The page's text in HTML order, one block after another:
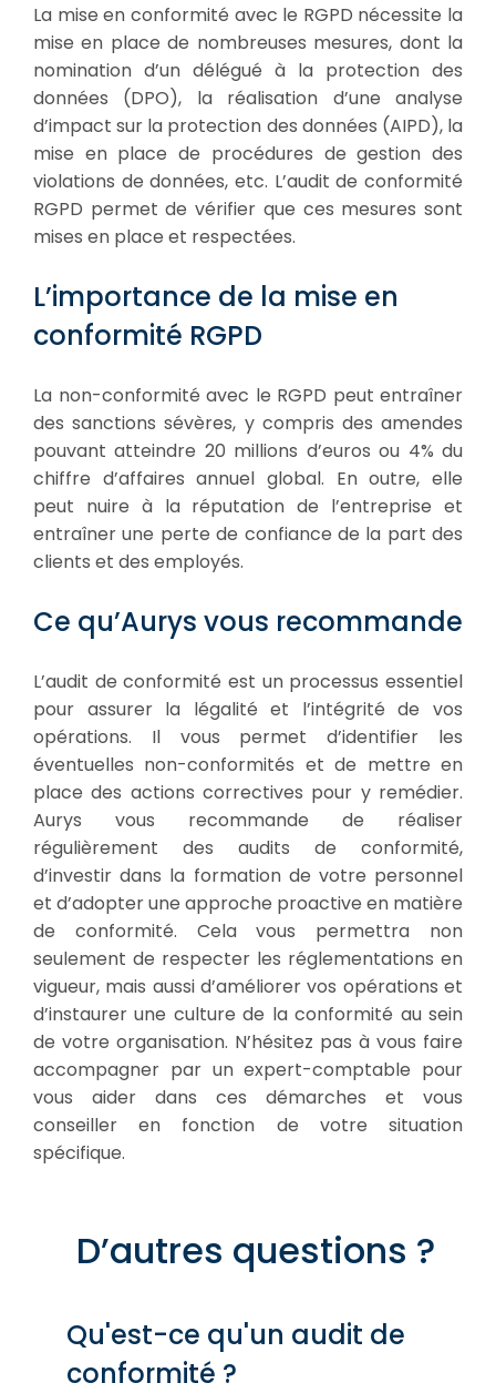
La mise en conformité avec le RGPD nécessite la
mise en place de nombreuses mesures, dont la
nomination d’un délégué à la protection des
données (DPO), la réalisation d’une analyse
d’impact sur la protection des données (AIPD), la
mise en place de procédures de gestion des
violations de données, etc. L’audit de conformité
RGPD permet de vérifier que ces mesures sont
mises en place et respectées.
L’importance de la mise en
conformité RGPD
La non-conformité avec le RGPD peut entraîner
des sanctions sévères, y compris des amendes
pouvant atteindre 20 millions d’euros ou 4% du
chiffre d’affaires annuel global. En outre, elle
peut nuire à la réputation de l’entreprise et
entraîner une perte de confiance de la part des
clients et des employés.
Ce qu’Aurys vous recommande
L’audit de conformité est un processus essentiel
pour assurer la légalité et l’intégrité de vos
opérations. Il vous permet d’identifier les
éventuelles non-conformités et de mettre en
place des actions correctives pour y remédier.
Aurys vous recommande de réaliser
régulièrement des audits de conformité,
d’investir dans la formation de votre personnel
et d’adopter une approche proactive en matière
de conformité. Cela vous permettra non
seulement de respecter les réglementations en
vigueur, mais aussi d’améliorer vos opérations et
d’instaurer une culture de la conformité au sein
de votre organisation. N’hésitez pas à vous faire
accompagner par un expert-comptable pour
vous aider dans ces démarches et vous
conseiller en fonction de votre situation
spécifique.
D’autres questions ?
Qu'est-ce qu'un audit de
conformité ?